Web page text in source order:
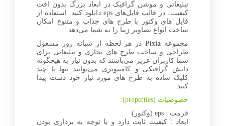
تبلیغاتی و موشن گرافیک در ابعاد بزرگ بدون افت
کیفیت، در قالب فایل‌های eps دانلود کنید. استفاده از
فایل های وکتور با طرح های جذاب و متنوع امکان
ساخت انواع تصاویر زیبا را به شما می‌دهد.
مجموعه Pixia در هر لحظه از شبانه روز مشغول
طراحی و ساخت طرح های تجاری و تبلیغاتی برای
شما کاربران عزیز می‌باشند که بدون نیاز به هیچگونه
دانش گرافیکی و کامپیوتری می‌توانید تنها با چند
کلیک ساده به طرح های مورد نیاز خود دست پیدا
کنید.
خصوصیات (properties):
فرمت : eps (وکتور)
ابعاد : کیفیت ثابت دارد و با توجه به برداری بودن